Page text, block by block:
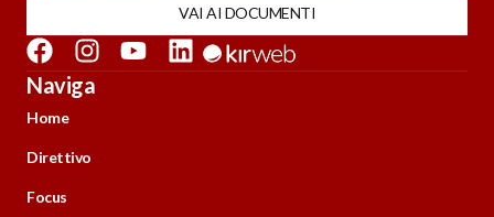
VAI AI DOCUMENTI
Naviga
Home
Direttivo
Focus